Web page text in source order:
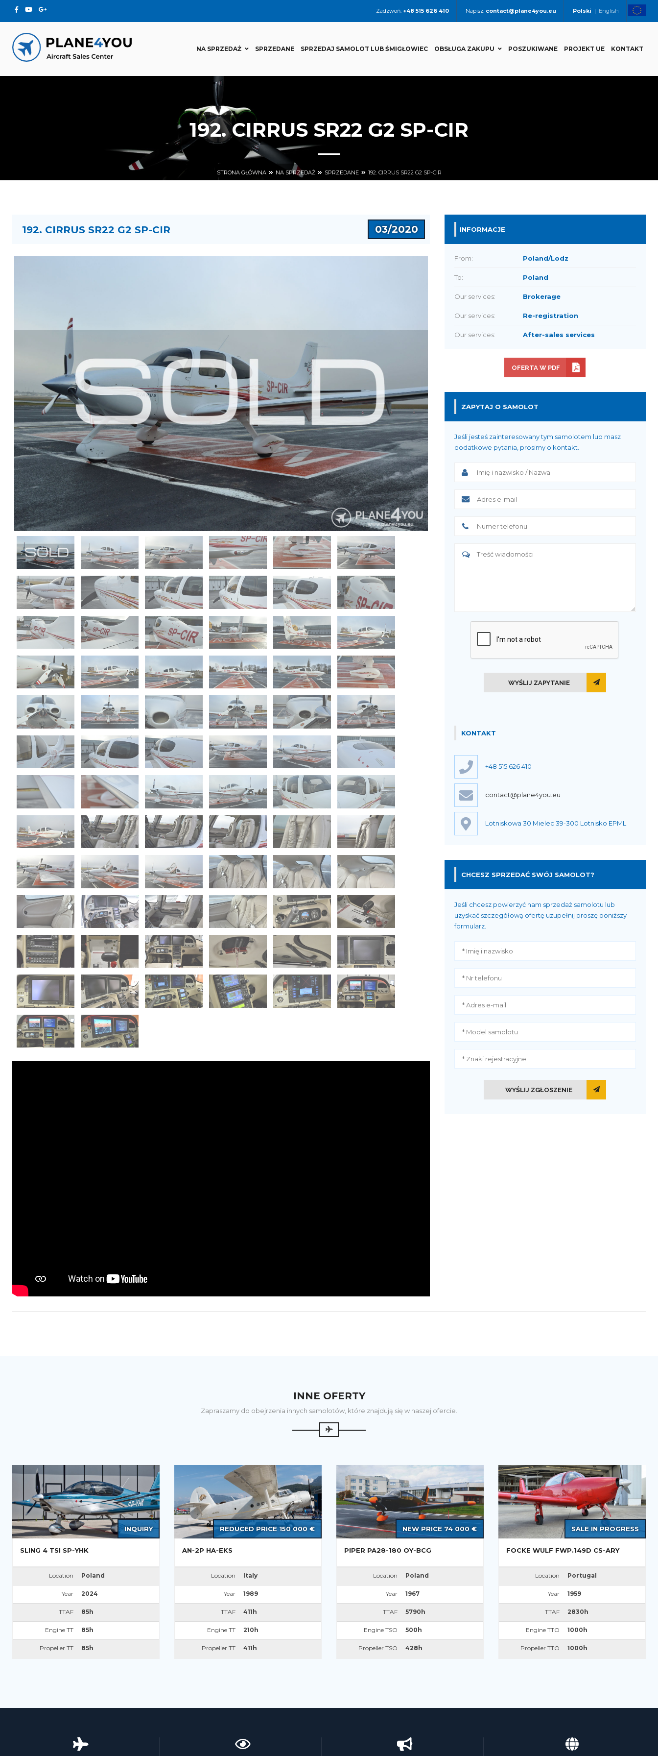
Zadzwoń: +48 515 626 410 Napisz: contact@plane4you.eu Polski | English
NA SPRZEDAŻ SPRZEDANE SPRZEDAJ SAMOLOT LUB ŚMIGŁOWIEC OBSŁUGA ZAKUPU POSZUKIWANE PROJEKT UE KONTAKT
192. CIRRUS SR22 G2 SP-CIR
STRONA GŁÓWNA NA SPRZEDAŻ SPRZEDANE 192. CIRRUS SR22 G2 SP-CIR
192. CIRRUS SR22 G2 SP-CIR 03/2020 INFORMACJE
From: Poland/Lodz
To: Poland
Our services: Brokerage
Our services: Re-registration
Our services: After-sales services
OFERTA W PDF
ZAPYTAJ O SAMOLOT
Jeśli jesteś zainteresowany tym samolotem lub masz
dodatkowe pytania, prosimy o kontakt.
WYŚLIJ ZAPYTANIE
KONTAKT
+48 515 626 410
contact@plane4you.eu
Lotniskowa 30 Mielec 39-300 Lotnisko EPML
CHCESZ SPRZEDAĆ SWÓJ SAMOLOT?
Jeśli chcesz powierzyć nam sprzedaż samolotu lub
uzyskać szczegółową ofertę uzupełnij proszę poniższy
formularz.
WYŚLIJ ZGŁOSZENIE
INNE OFERTY
Zapraszamy do obejrzenia innych samolotów, które znajdują się w naszej ofercie.
INQUIRY
SLING 4 TSI SP-YHK
Location Poland
Year 2024
TTAF 85h
Engine TT 85h
Propeller TT 85h
REDUCED PRICE 150 000 €
AN-2P HA-EKS
Location Italy
Year 1989
TTAF 411h
Engine TT 210h
Propeller TT 411h
NEW PRICE 74 000 €
PIPER PA28-180 OY-BCG
Location Poland
Year 1967
TTAF 5790h
Engine TSO 500h
Propeller TSO 428h
SALE IN PROGRESS
FOCKE WULF FWP.149D CS-ARY
Location Portugal
Year 1959
TTAF 2830h
Engine TTO 1000h
Propeller TTO 1000h